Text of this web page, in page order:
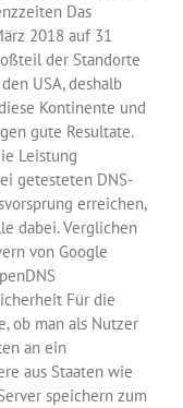
Das
2018 auf 31
der Standorte
USA, deshalb
Kontinente und
gute Resultate.
Leistung
getesteten DNS-
erreichen,
dabei. Verglichen
von Google
Für die
ob man als Nutzer
an ein
aus Staaten wie
speichern zum